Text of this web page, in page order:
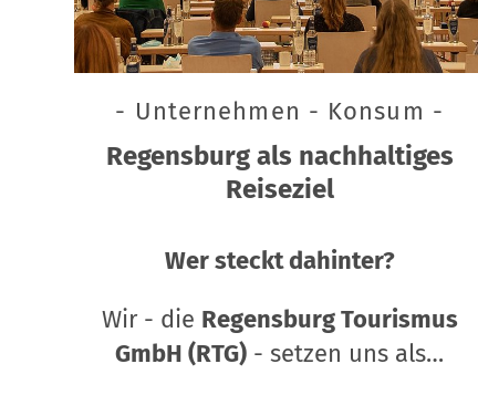
- Unternehmen - Konsum -
Regensburg als nachhaltiges
Reiseziel
Wer steckt dahinter?
Wir - die Regensburg Tourismus
GmbH (RTG) - setzen uns als…